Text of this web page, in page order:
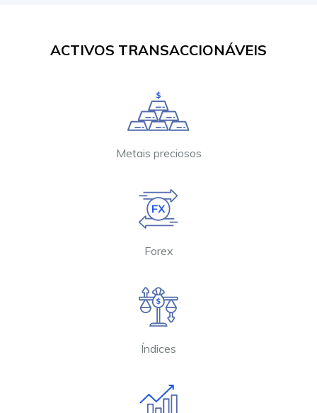
ACTIVOS TRANSACCIONÁVEIS
Metais preciosos
Forex
Índices